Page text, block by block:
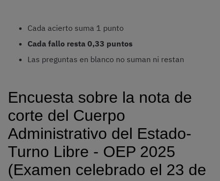
Cada acierto suma 1 punto
Cada fallo resta 0,33 puntos
Las preguntas en blanco no suman ni restan